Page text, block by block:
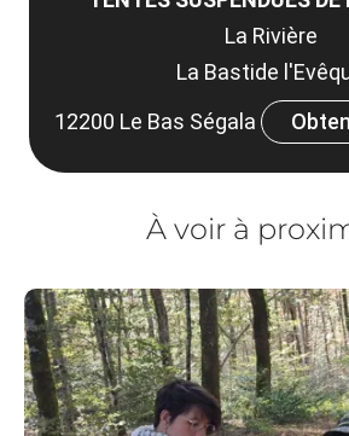
La Rivière
La Bastide
12200 Le Bas Ségala
À voir à